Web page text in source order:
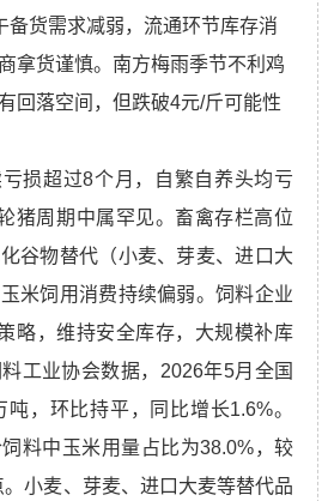
备货需求减弱，流通环节库存消
拿货谨慎。南方梅雨季节不利鸡
回落空间，但跌破4元/斤可能性
损超过8个月，自繁自养头均亏
猪周期中属罕见。畜禽存栏高位
谷物替代（小麦、芽麦、进口大
米饲用消费持续偏弱。饲料企业
略，维持安全库存，大规模补库
工业协会数据，2026年5月全国
，环比持平，同比增长1.6%。
料中玉米用量占比为38.0%，较
。小麦、芽麦、进口大麦等替代品